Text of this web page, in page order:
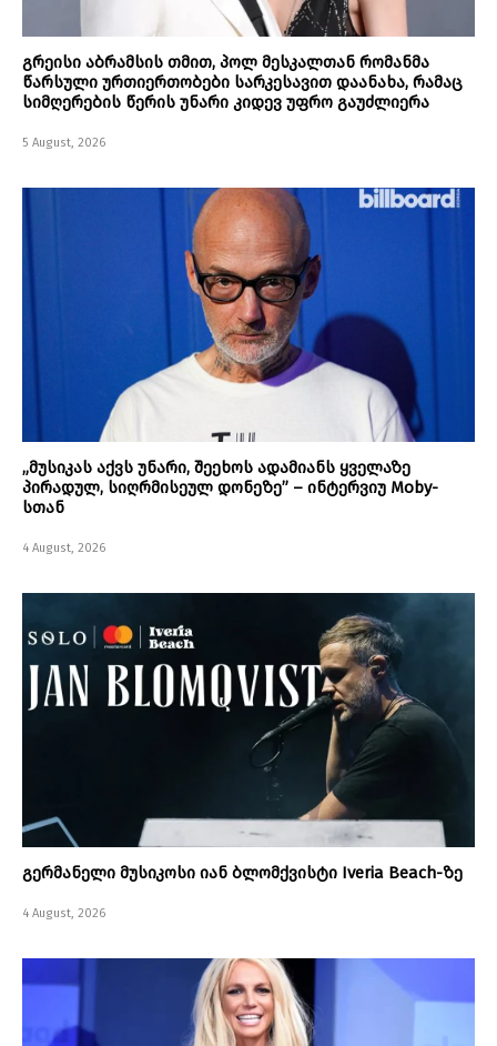
გრეისი აბრამსის თმით, პოლ მესკალთან რომანმა
წარსული ურთიერთობები სარკესავით დაანახა, რამაც
სიმღერების წერის უნარი კიდევ უფრო გაუძლიერა
5 August, 2026
„მუსიკას აქვს უნარი, შეეხოს ადამიანს ყველაზე
პირადულ, სიღრმისეულ დონეზე” – ინტერვიუ Moby-
სთან
4 August, 2026
გერმანელი მუსიკოსი იან ბლომქვისტი Iveria Beach-ზე
4 August, 2026